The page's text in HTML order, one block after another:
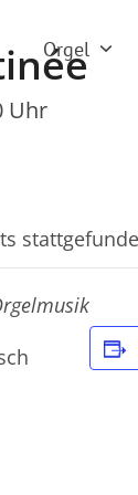
Orgel
Uhr